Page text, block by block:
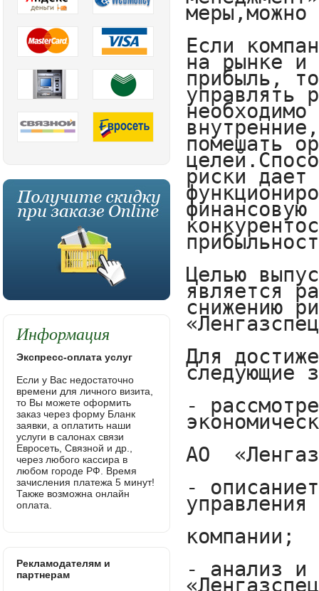
Информация
Экспресс-оплата услуг
Если у Вас недостаточно
времени для личного визита,
то Вы можете оформить
заказ через форму Бланк
заявки, а оплатить наши
услуги в салонах связи
Евросеть, Связной и др.,
через любого кассира в
любом городе РФ. Время
зачисления платежа 5 минут!
Также возможна онлайн
оплата.
Рекламодателям и
партнерам